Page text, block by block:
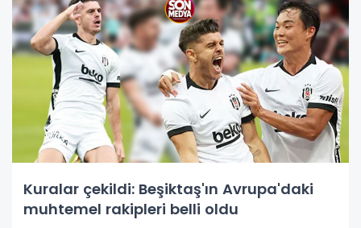
Kuralar çekildi: Beşiktaş'ın Avrupa'daki
muhtemel rakipleri belli oldu